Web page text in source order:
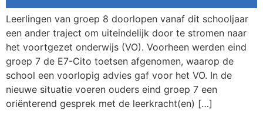
Leerlingen van groep 8 doorlopen vanaf dit schooljaar
een ander traject om uiteindelijk door te stromen naar
het voortgezet onderwijs (VO). Voorheen werden eind
groep 7 de E7-Cito toetsen afgenomen, waarop de
school een voorlopig advies gaf voor het VO. In de
nieuwe situatie voeren ouders eind groep 7 een
oriënterend gesprek met de leerkracht(en) […]